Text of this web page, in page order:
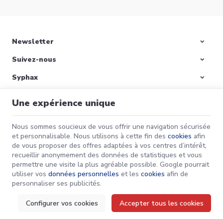
Préparer votre
Remettre votre
chaudière en marche
et bien plus!
L’hiver approche à grands
pas, et avec lui, des
températures en baisse
qui nécessitent une bonne
préparation pour garantir
le confort de votre foyer.
Newsletter
Suivez-nous
Syphax
Informations
Syphax | N° d'entreprise : 0733-658-411 | Mentions légales & Contact
Conditions générales
Conditions d'utilisation du site web|Cookies |Données personnelles|
Traitement de vos données par Google
© Copyright 2024-2026 -E-net Business
commerçants, indépendants & PME
Une expérience unique
Nous sommes soucieux de vous offrir une navigation sécurisée
et personnalisable. Nous utilisons à cette fin des cookies afin
de vous proposer des offres adaptées à vos centres d’intérêt,
recueillir anonymement des données de statistiques et vous
permettre une visite la plus agréable possible. Google pourrait
utiliser vos données personnelles et les cookies afin de
personnaliser ses publicités.
Configurer vos cookies Accepter tous les cookies